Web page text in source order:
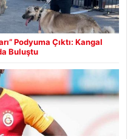
Podyuma Çıktı: Kangal
Buluştu